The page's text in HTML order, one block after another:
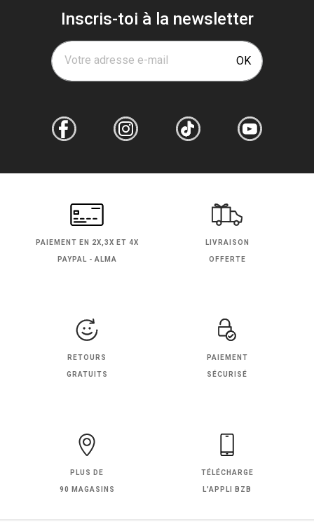
Inscris-toi à la newsletter
Votre adresse e-mail OK
PAIEMENT EN 2X,3X ET 4X
PAYPAL - ALMA
LIVRAISON
OFFERTE
RETOURS
GRATUITS
PAIEMENT
SÉCURISÉ
PLUS DE
90 MAGASINS
TÉLÉCHARGE
L'APPLI BZB